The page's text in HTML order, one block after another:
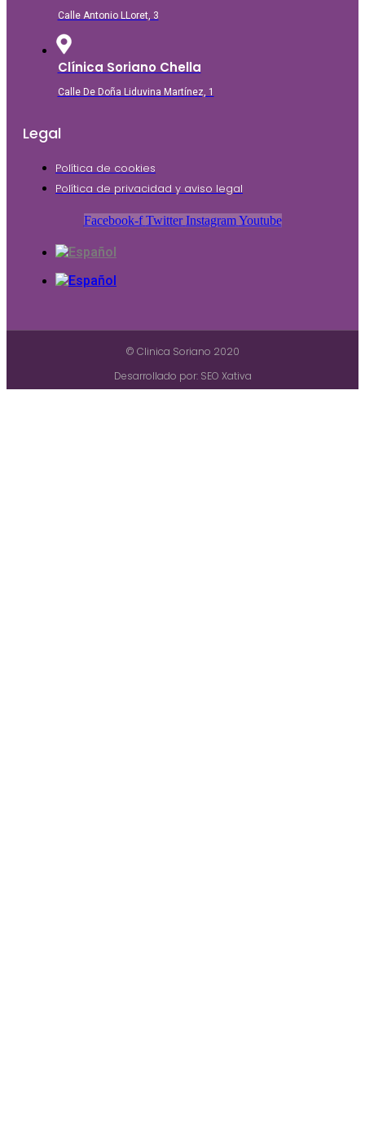
Calle Antonio LLoret, 3
Clínica Soriano Chella
Calle De Doña Liduvina Martínez, 1
Legal
Política de cookies
Política de privacidad y aviso legal
Facebook-f Twitter Instagram Youtube
© Clinica Soriano 2020
Desarrollado por: SEO Xativa